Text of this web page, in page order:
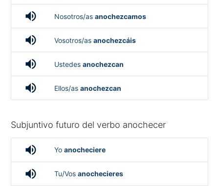
volume_up Nosotros/as anochezcamos
volume_up Vosotros/as anochezcáis
volume_up Ustedes anochezcan
volume_up Ellos/as anochezcan
Subjuntivo futuro del verbo anochecer
volume_up Yo anocheciere
volume_up Tu/Vos anochecieres